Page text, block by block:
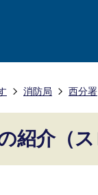
消防局 西分署
紹介（ス